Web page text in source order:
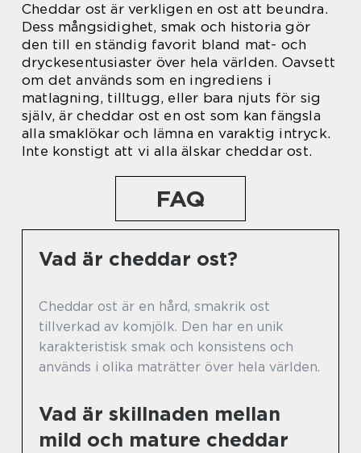
Cheddar ost är verkligen en ost att beundra.
Dess mångsidighet, smak och historia gör
den till en ständig favorit bland mat- och
dryckesentusiaster över hela världen. Oavsett
om det används som en ingrediens i
matlagning, tilltugg, eller bara njuts för sig
själv, är cheddar ost en ost som kan fängsla
alla smaklökar och lämna en varaktig intryck.
Inte konstigt att vi alla älskar cheddar ost.
FAQ
Vad är cheddar ost?
Cheddar ost är en hård, smakrik ost
tillverkad av komjölk. Den har en unik
karakteristisk smak och konsistens och
används i olika maträtter över hela världen.
Vad är skillnaden mellan
mild och mature cheddar